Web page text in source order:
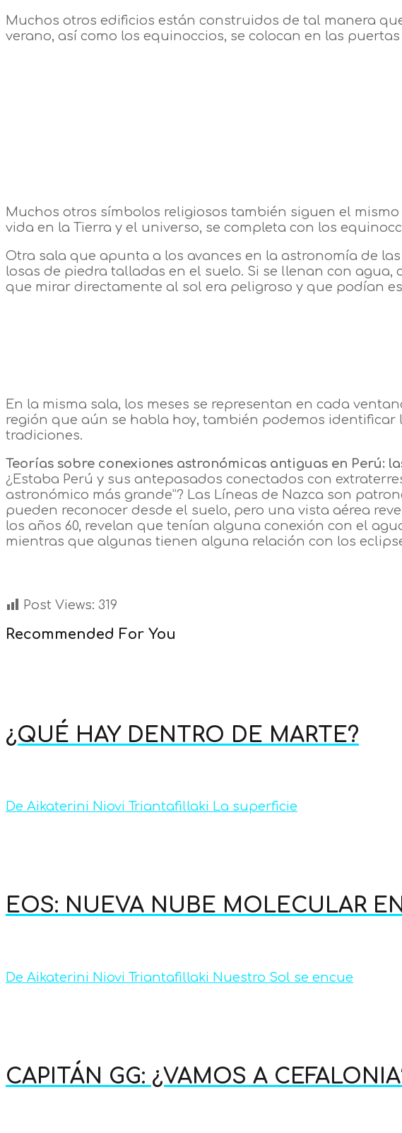
Muchos otros edificios están construidos de tal manera
verano, así como los equinoccios, se colocan en las
Muchos otros símbolos religiosos también siguen el
vida en la Tierra y el universo, se completa con los
Otra sala que apunta a los avances en la astronomía de
losas de piedra talladas en el suelo. Si se llenan con
que mirar directamente al sol era peligroso y que podían
En la misma sala, los meses se representan en cada
región que aún se habla hoy, también podemos
tradiciones.
Teorías sobre conexiones astronómicas antiguas en Perú:
¿Estaba Perú y sus antepasados conectados con
astronómico más grande”? Las Líneas de Nazca son
pueden reconocer desde el suelo, pero una vista aérea
los años 60, revelan que tenían alguna conexión con el
mientras que algunas tienen alguna relación con los
Post Views: 319
Recommended For You
¿QUÉ HAY DENTRO DE MARTE?
De Aikaterini Niovi Triantafillaki La superficie
EOS: NUEVA NUBE MOLECULAR
De Aikaterini Niovi Triantafillaki Nuestro Sol se encue
CAPITÁN GG: ¿VAMOS A